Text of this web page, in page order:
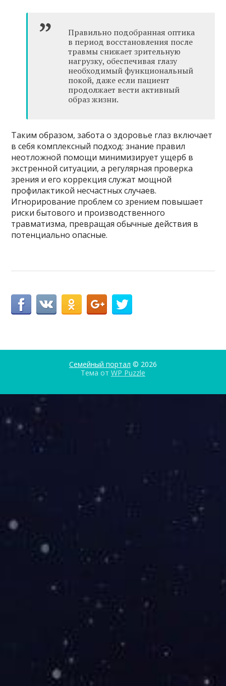
Правильно подобранная оптика
в период восстановления после
травмы снижает зрительную
нагрузку, обеспечивая глазу
необходимый функциональный
покой, даже если пациент
продолжает вести активный
образ жизни.
Таким образом, забота о здоровье глаз включает
в себя комплексный подход: знание правил
неотложной помощи минимизирует ущерб в
экстренной ситуации, а регулярная проверка
зрения и его коррекция служат мощной
профилактикой несчастных случаев.
Игнорирование проблем со зрением повышает
риски бытового и производственного
травматизма, превращая обычные действия в
потенциально опасные.
Семейный портал © 2026
Тема от WP Puzzle